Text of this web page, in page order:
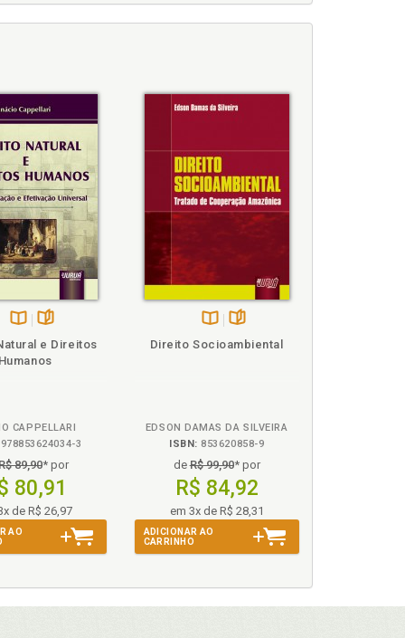
p. 127
p. 93
71
e Direitos
Humanos
CAPPELLARI
978853624034-3
89,90* por
80,91
de R$ 26,97
AO
Direito Socioambiental
EDSON DAMAS DA SILVEIRA
ISBN: 853620858-9
deR$ 99,90* por
R$ 84,92
em 3x de R$ 28,31
ADICIONAR AO
CARRINHO